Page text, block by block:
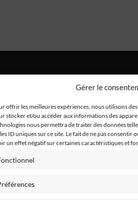
Gérer le
offrir les meilleures expériences, nous utilisons
stocker et/ou accéder aux informations des
nous permettra de traiter des données
ID uniques sur ce site. Le fait de ne pas consentir
un effet négatif sur certaines caractéristiques et
Mentions Légales